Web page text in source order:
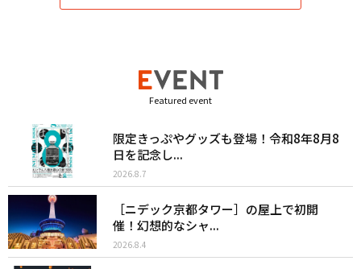
Featured event
限定きっぷやグッズも登場！令和8年8月8
日を記念し...
2026.8.7
［ニデック京都タワー］の屋上で初開
催！幻想的なシャ...
2026.8.4